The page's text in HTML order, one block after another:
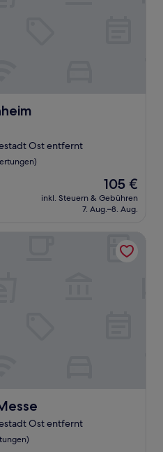
Ost entfernt
Der
Preis
beträgt
105 €
inkl. Steuern & Gebühren
7. Aug.–8. Aug.
Ost entfernt